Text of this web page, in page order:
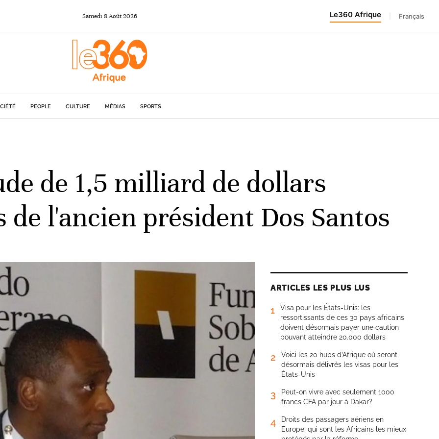
Samedi 8Août2026 Le360 Afrique Français
PEOPLE CULTURE MÉDIAS SPORTS
de 1,5 milliard de dollars
l'ancien président Dos Santos
ARTICLES LES PLUS LUS
1
Visa pour les États-Unis: les
ressortissants de ces 30 pays africains
doivent désormais payer une caution
pouvant atteindre 20.000 dollars
2
Voici les 20 hubs d’Afrique où seront
désormais délivrés les visas pour les
États-Unis
3
Peut-on vivre avec seulement 1000
francs CFA par jour à Dakar?
4
Droits des passagers aériens en
Europe: qui sont les Africains les mieux